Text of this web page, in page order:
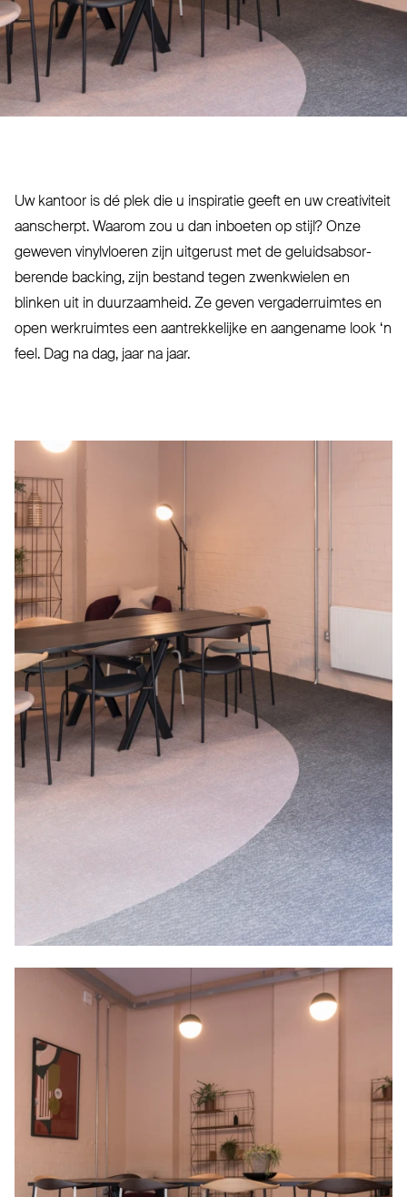
Uw kantoor is dé plek die u inspiratie geeft en uw cre­a­tiviteit
aan­scherpt. Waarom zou u dan inboeten op stijl? Onze
geweven vinyl­vloeren zijn uitgerust met de geluids­ab­sor­
berende backing, zijn bestand tegen zwenkwielen en
blinken uit in duur­zaamheid. Ze geven ver­ga­der­ruimtes en
open werk­ruimtes een aan­trek­kelijke en aangename look ‘n
feel. Dag na dag, jaar na jaar.